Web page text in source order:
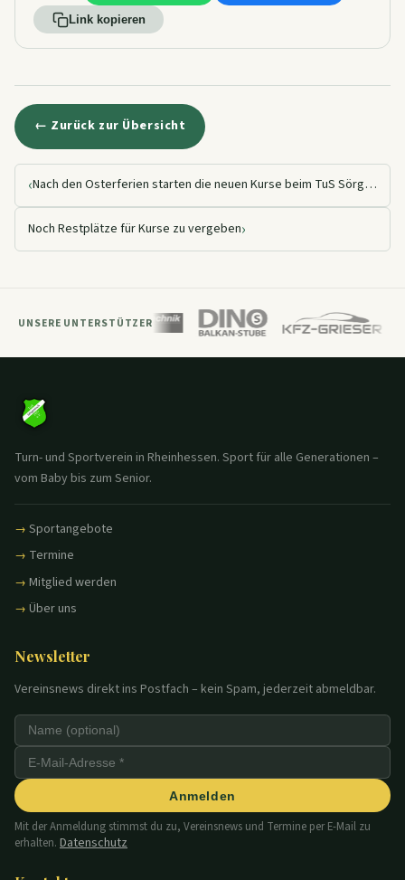
Link kopieren
← Zurück zur Übersicht
‹ Nach den Osterferien starten die neuen Kurse beim TuS Sörgenloch
Noch Restplätze für Kurse zu vergeben›
UNSERE UNTERSTÜTZER
Turn- und Sportverein in Rheinhessen. Sport für alle Generationen –
vom Baby bis zum Senior.
Sportangebote
Termine
Mitglied werden
Über uns
Newsletter
Vereinsnews direkt ins Postfach – kein Spam, jederzeit abmeldbar.
Anmelden
Mit der Anmeldung stimmst du zu, Vereinsnews und Termine per E-Mail zu
erhalten. Datenschutz